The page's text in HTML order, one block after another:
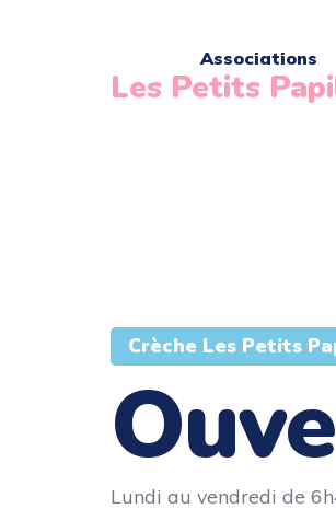
Associations
Les Petits
Crèche Les Petits
Lundi au vendredi de